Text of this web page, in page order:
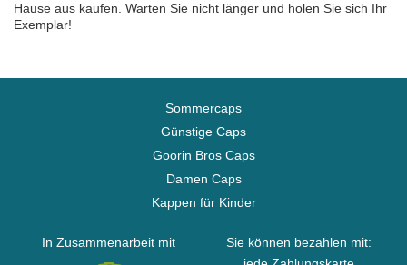
Hause aus kaufen. Warten Sie nicht länger und holen Sie sich Ihr
Exemplar!
Sommercaps
Günstige Caps
Goorin Bros Caps
Damen Caps
Kappen für Kinder
In Zusammenarbeit mit
Sie können bezahlen mit: